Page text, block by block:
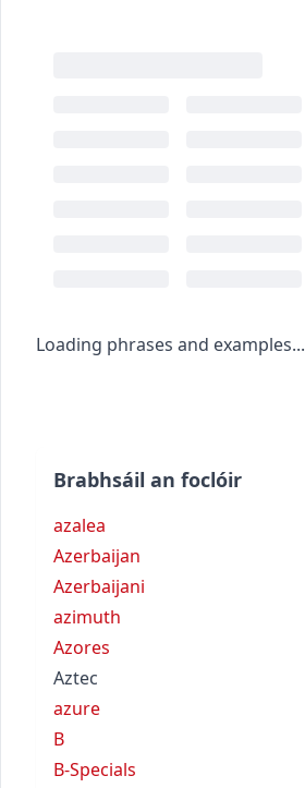
Loading phrases and examples...
Brabhsáil an foclóir
azalea
Azerbaijan
Azerbaijani
azimuth
Azores
Aztec
azure
B
B-Specials